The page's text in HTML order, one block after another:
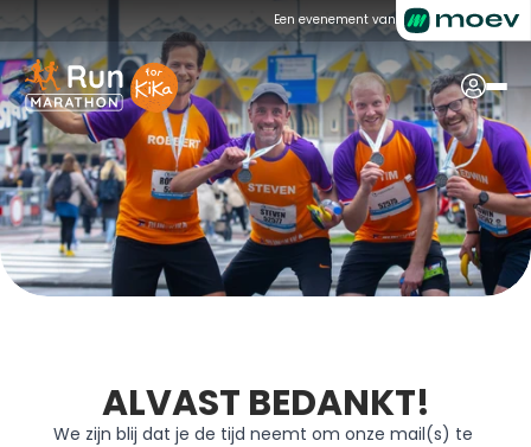
Een evenement van
ALVAST BEDANKT!
We zijn blij dat je de tijd neemt om onze mail(s) te